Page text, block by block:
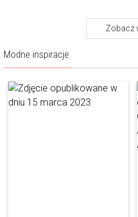
2 lata
O marce Aztorin
Aztorin to marka, która swoją
wpisuje się w etos współczesnego
wyrazista, dynamiczna, a przy tym
klasy. Jej istotnym atutem jest
Zobacz
Modne inspiracje